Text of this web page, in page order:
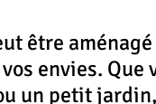
être
envies. Que
un petit